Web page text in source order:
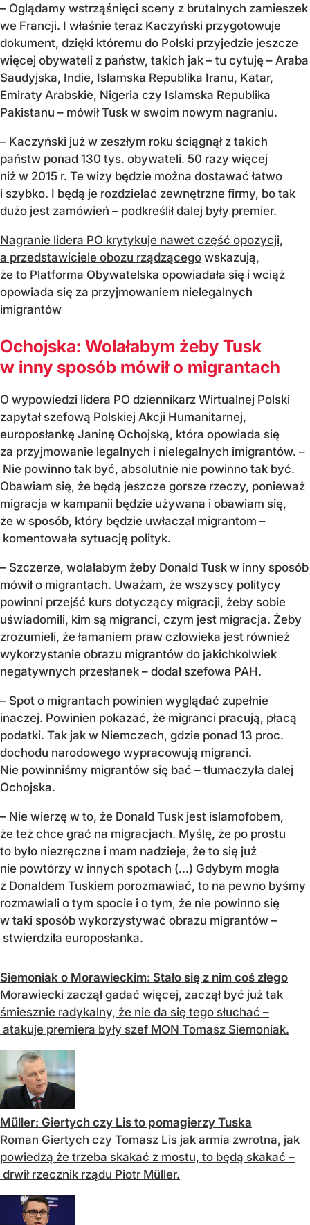
– Oglądamy wstrząśnięci sceny z brutalnych zamieszek
we Francji. I właśnie teraz Kaczyński przygotowuje
dokument, dzięki któremu do Polski przyjedzie jeszcze
więcej obywateli z państw, takich jak – tu cytuję – Araba
Saudyjska, Indie, Islamska Republika Iranu, Katar,
Emiraty Arabskie, Nigeria czy Islamska Republika
Pakistanu – mówił Tusk w swoim nowym nagraniu.
– Kaczyński już w zeszłym roku ściągnął z takich
państw ponad 130 tys. obywateli. 50 razy więcej
niż w 2015 r. Te wizy będzie można dostawać łatwo
i szybko. I będą je rozdzielać zewnętrzne firmy, bo tak
dużo jest zamówień – podkreślił dalej były premier.
Nagranie lidera PO krytykuje nawet część opozycji,
a przedstawiciele obozu rządzącego wskazują,
że to Platforma Obywatelska opowiadała się i wciąż
opowiada się za przyjmowaniem nielegalnych
imigrantów
Ochojska: Wolałabym żeby Tusk
w inny sposób mówił o migrantach
O wypowiedzi lidera PO dziennikarz Wirtualnej Polski
zapytał szefową Polskiej Akcji Humanitarnej,
europosłankę Janinę Ochojską, która opowiada się
za przyjmowanie legalnych i nielegalnych imigrantów. –
Nie powinno tak być, absolutnie nie powinno tak być.
Obawiam się, że będą jeszcze gorsze rzeczy, ponieważ
migracja w kampanii będzie używana i obawiam się,
że w sposób, który będzie uwłaczał migrantom –
komentowała sytuację polityk.
– Szczerze, wolałabym żeby Donald Tusk w inny sposób
mówił o migrantach. Uważam, że wszyscy politycy
powinni przejść kurs dotyczący migracji, żeby sobie
uświadomili, kim są migranci, czym jest migracja. Żeby
zrozumieli, że łamaniem praw człowieka jest również
wykorzystanie obrazu migrantów do jakichkolwiek
negatywnych przesłanek – dodał szefowa PAH.
– Spot o migrantach powinien wyglądać zupełnie
inaczej. Powinien pokazać, że migranci pracują, płacą
podatki. Tak jak w Niemczech, gdzie ponad 13 proc.
dochodu narodowego wypracowują migranci.
Nie powinniśmy migrantów się bać – tłumaczyła dalej
Ochojska.
– Nie wierzę w to, że Donald Tusk jest islamofobem,
że też chce grać na migracjach. Myślę, że po prostu
to było niezręczne i mam nadzieje, że to się już
nie powtórzy w innych spotach (...) Gdybym mogła
z Donaldem Tuskiem porozmawiać, to na pewno byśmy
rozmawiali o tym spocie i o tym, że nie powinno się
w taki sposób wykorzystywać obrazu migrantów –
stwierdziła europosłanka.
Siemoniak o Morawieckim: Stało się z nim coś złego
Morawiecki zaczął gadać więcej, zaczął być już tak
śmiesznie radykalny, że nie da się tego słuchać –
atakuje premiera były szef MON Tomasz Siemoniak.
Müller: Giertych czy Lis to pomagierzy Tuska
Roman Giertych czy Tomasz Lis jak armia zwrotna, jak
powiedzą że trzeba skakać z mostu, to będą skakać –
drwił rzecznik rządu Piotr Müller.